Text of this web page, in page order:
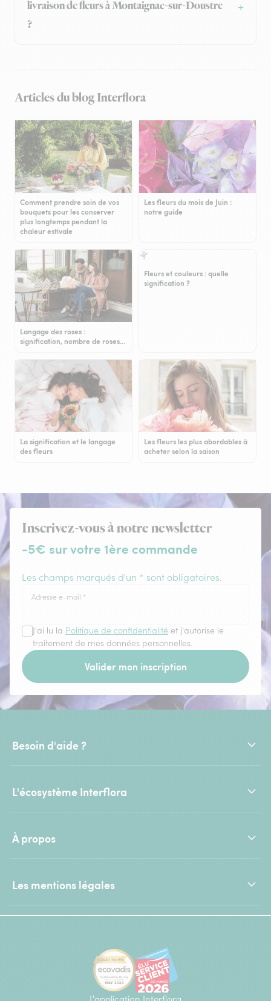
livraison de fleurs à Montaignac-sur-Doustre
?
Articles du blog Interflora
Comment prendre soin de vos
bouquets pour les conserver
plus longtemps pendant la
chaleur estivale
Les fleurs du mois de Juin :
notre guide
Langage des roses :
signification, nombre de roses…
Fleurs et couleurs : quelle
signification ?
La signification et le langage
des fleurs
Les fleurs les plus abordables à
acheter selon la saison
Inscrivez-vous à notre newsletter
-5€ sur votre 1ère commande
Les champs marqués d'un * sont obligatoires.
Adresse e-mail *
J'ai lu la Politique de confidentialité et j'autorise le
traitement de mes données personnelles.
Valider mon inscription
Besoin d'aide ?
L'écosystème Interflora
À propos
Les mentions légales